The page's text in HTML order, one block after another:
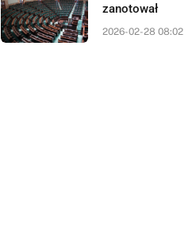
zanotował
2026-02-28 08:02